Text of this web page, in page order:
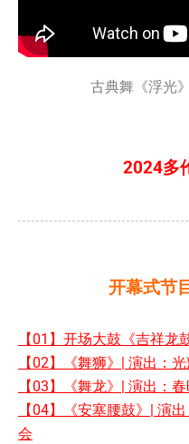
古典舞《浮光
2024多
开幕式节
【01】开场大鼓《吉祥
【02】《舞狮》| 演出：
【03】《舞龙》| 演出：
【04】《安塞腰鼓》| 演
会